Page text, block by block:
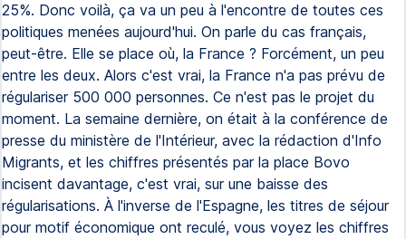
25%. Donc voilà, ça va un peu à l'encontre de toutes ces
politiques menées aujourd'hui. On parle du cas français,
peut-être. Elle se place où, la France ? Forcément, un peu
entre les deux. Alors c'est vrai, la France n'a pas prévu de
régulariser 500 000 personnes. Ce n'est pas le projet du
moment. La semaine dernière, on était à la conférence de
presse du ministère de l'Intérieur, avec la rédaction d'Info
Migrants, et les chiffres présentés par la place Bovo
incisent davantage, c'est vrai, sur une baisse des
régularisations. À l'inverse de l'Espagne, les titres de séjour
pour motif économique ont reculé, vous voyez les chiffres